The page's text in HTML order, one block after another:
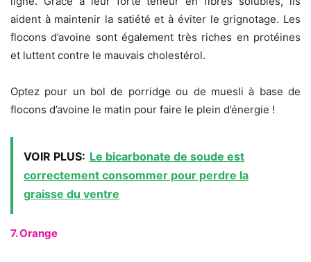
aident à maintenir la satiété et à éviter le grignotage. Les
flocons d’avoine sont également très riches en protéines
et luttent contre le mauvais cholestérol.
Optez pour un bol de porridge ou de muesli à base de
flocons d’avoine le matin pour faire le plein d’énergie !
VOIR PLUS: Le bicarbonate de soude est
correctement consommer pour perdre la
graisse du ventre
7. Orange